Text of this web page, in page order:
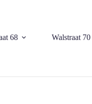
68 Walstraat 70